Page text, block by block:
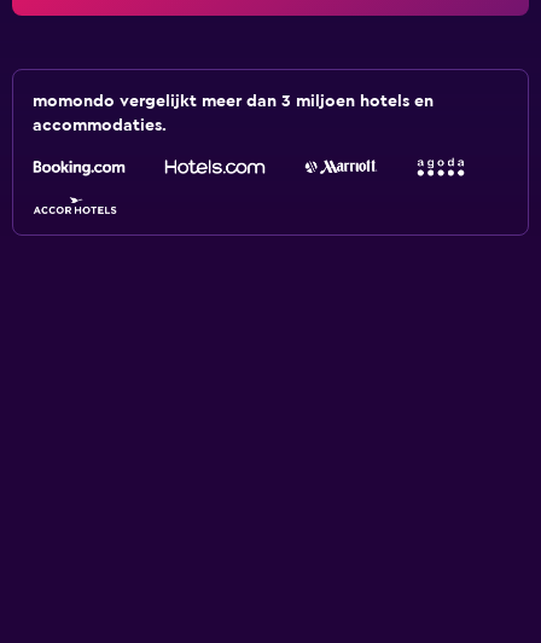
momondo vergelijkt meer dan 3 miljoen hotels en
accommodaties.